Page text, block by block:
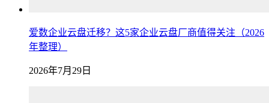
爱数企业云盘迁移？这5家企业云盘厂商值得关注（2026
年整理）
2026年7月29日